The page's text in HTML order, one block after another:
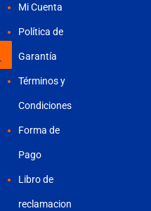
Mi Cuenta
Política de
Garantía
Términos y
Condiciones
Forma de
Pago
Libro de
reclamacion